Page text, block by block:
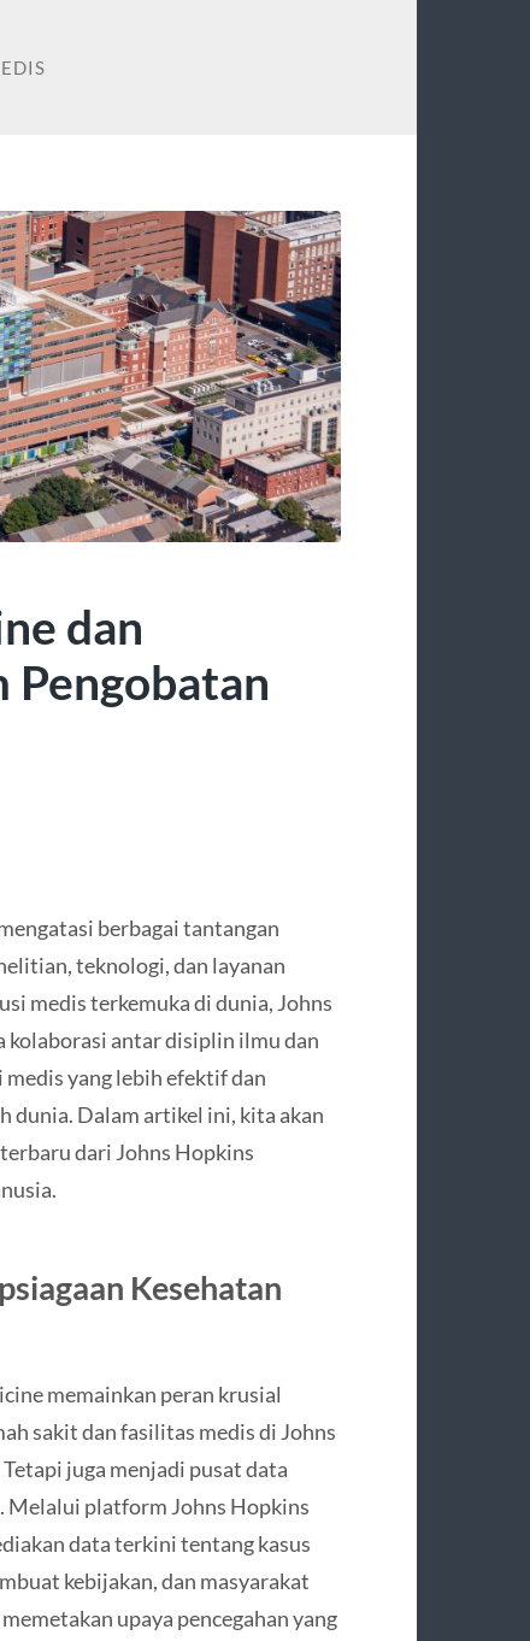
dan
Pengobatan
berbagai tantangan
teknologi, dan layanan
medis terkemuka di dunia, Johns
kolaborasi antar disiplin ilmu dan
yang lebih efektif dan
dunia. Dalam artikel ini, kita akan
dari Johns Hopkins
Kesehatan
memainkan peran krusial
sakit dan fasilitas medis di Johns
juga menjadi pusat data
Melalui platform Johns Hopkins
data terkini tentang kasus
kebijakan, dan masyarakat
upaya pencegahan yang